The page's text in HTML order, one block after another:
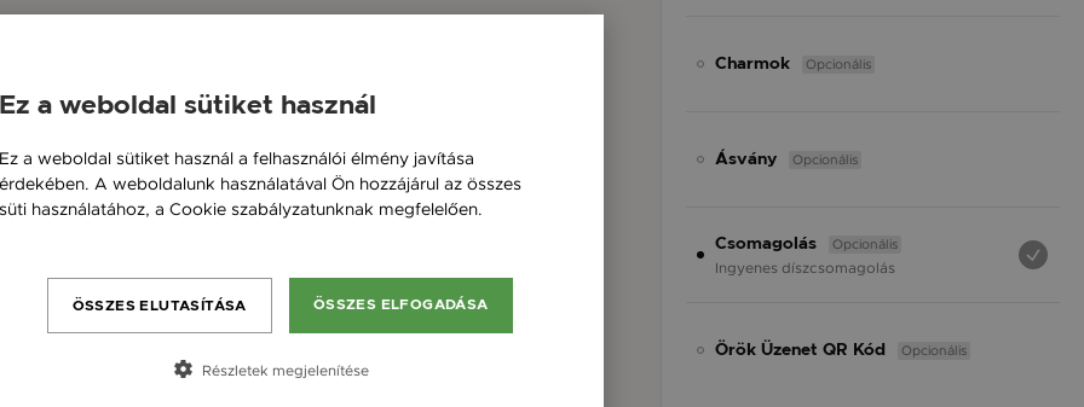
Charmok Opcionális
Ásvány Opcionális
Csomagolás Opcionális
Ingyenes díszcsomagolás
Örök Üzenet QR Kód Opcionális
Ez a weboldal sütiket használ
Ez a weboldal sütiket használ a felhasználói élmény javítása
érdekében. A weboldalunk használatával Ön hozzájárul az összes
süti használatához, a Cookie szabályzatunknak megfelelően.
ÖSSZES ELFOGADÁSA
ÖSSZES ELUTASÍTÁSA
Részletek megjelenítése